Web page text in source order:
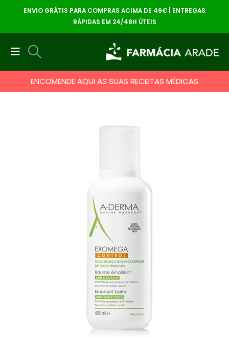
ENVIO GRÁTIS PARA COMPRAS ACIMA DE 49€ | ENTREGAS
RÁPIDAS EM 24/48H ÚTEIS
ENCOMENDE AQUI AS SUAS RECEITAS MÉDICAS